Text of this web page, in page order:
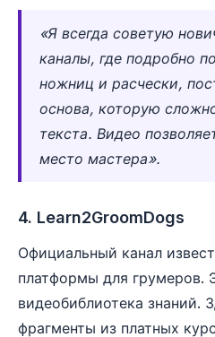
«Я всегда советую
каналы, где подробно
ножниц и расчески,
основа, которую
текста. Видео
место мастера».
4. Learn2GroomDogs
Официальный канал
платформы для грумеров.
видеобиблиотека знаний.
фрагменты из платных